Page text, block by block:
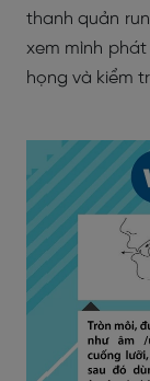
thanh quản
xem mình
họng và kiểm